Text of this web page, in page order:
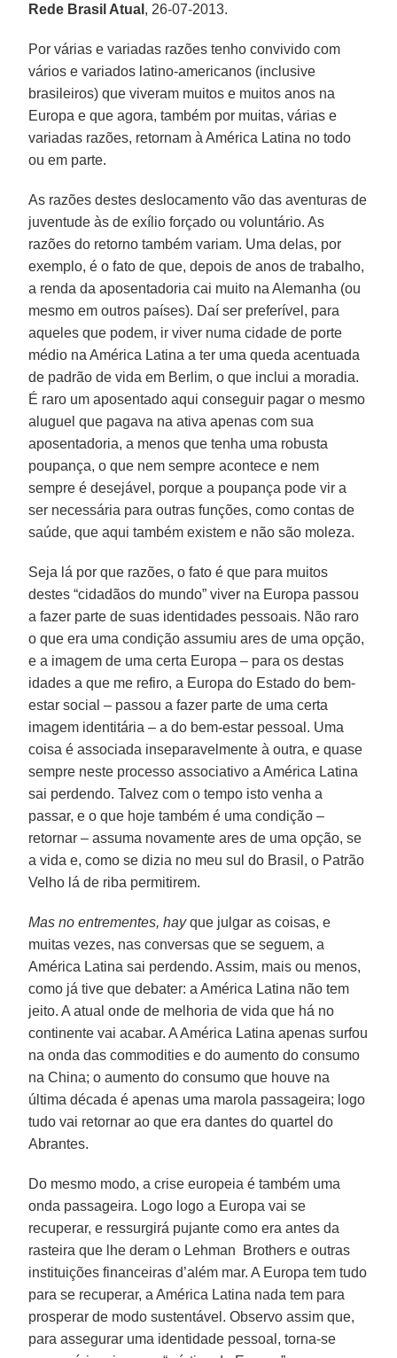
Rede Brasil Atual , 26-07-2013.
Por várias e variadas razões tenho convivido com
vários e variados latino-americanos (inclusive
brasileiros) que viveram muitos e muitos anos na
Europa e que agora, também por muitas, várias e
variadas razões, retornam à América Latina no todo
ou em parte.
As razões destes deslocamento vão das aventuras de
juventude às de exílio forçado ou voluntário. As
razões do retorno também variam. Uma delas, por
exemplo, é o fato de que, depois de anos de trabalho,
a renda da aposentadoria cai muito na Alemanha (ou
mesmo em outros países). Daí ser preferível, para
aqueles que podem, ir viver numa cidade de porte
médio na América Latina a ter uma queda acentuada
de padrão de vida em Berlim, o que inclui a moradia.
É raro um aposentado aqui conseguir pagar o mesmo
aluguel que pagava na ativa apenas com sua
aposentadoria, a menos que tenha uma robusta
poupança, o que nem sempre acontece e nem
sempre é desejável, porque a poupança pode vir a
ser necessária para outras funções, como contas de
saúde, que aqui também existem e não são moleza.
Seja lá por que razões, o fato é que para muitos
destes “cidadãos do mundo” viver na Europa passou
a fazer parte de suas identidades pessoais. Não raro
o que era uma condição assumiu ares de uma opção,
e a imagem de uma certa Europa – para os destas
idades a que me refiro, a Europa do Estado do bem-
estar social – passou a fazer parte de uma certa
imagem identitária – a do bem-estar pessoal. Uma
coisa é associada inseparavelmente à outra, e quase
sempre neste processo associativo a América Latina
sai perdendo. Talvez com o tempo isto venha a
passar, e o que hoje também é uma condição –
retornar – assuma novamente ares de uma opção, se
a vida e, como se dizia no meu sul do Brasil, o Patrão
Velho lá de riba permitirem.
Mas no entrementes, hayque julgar as coisas, e
muitas vezes, nas conversas que se seguem, a
América Latina sai perdendo. Assim, mais ou menos,
como já tive que debater: a América Latina não tem
jeito. A atual onde de melhoria de vida que há no
continente vai acabar. A América Latina apenas surfou
na onda das commodities e do aumento do consumo
na China; o aumento do consumo que houve na
última década é apenas uma marola passageira; logo
tudo vai retornar ao que era dantes do quartel do
Abrantes.
Do mesmo modo, a crise europeia é também uma
onda passageira. Logo logo a Europa vai se
recuperar, e ressurgirá pujante como era antes da
rasteira que lhe deram o Lehman Brothers e outras
instituições financeiras d’além mar. A Europa tem tudo
para se recuperar, a América Latina nada tem para
prosperar de modo sustentável. Observo assim que,
para assegurar uma identidade pessoal, torna-se